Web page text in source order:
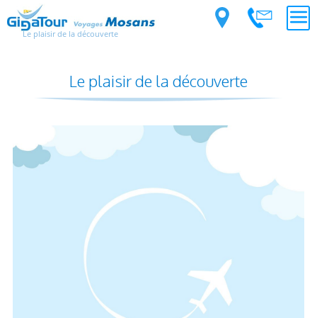
Le plaisir de la découverte
Le plaisir de la découverte